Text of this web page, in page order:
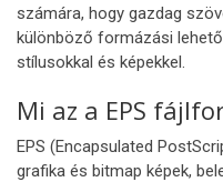
számára, hogy gazdag
különböző formázási
stílusokkal és képekkel.
Mi az a EPS
EPS (Encapsulated
grafika és bitmap képek,